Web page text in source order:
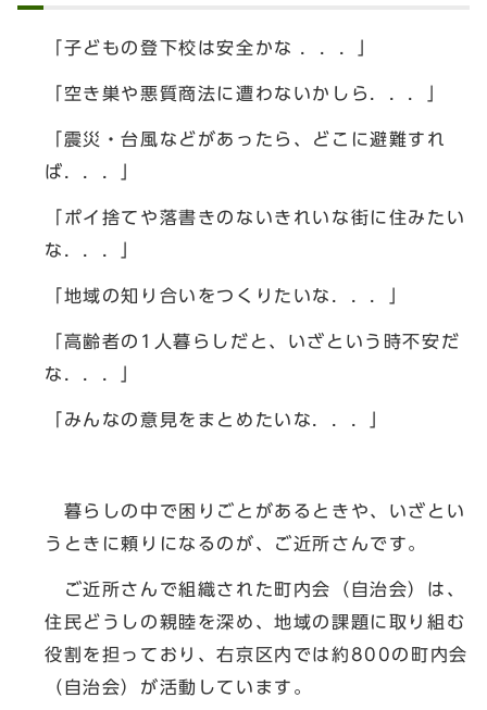
「子どもの登下校は安全かな ．．．」
「空き巣や悪質商法に遭わないかしら．．．」
「震災・台風などがあったら、どこに避難すれ
ば．．．」
「ポイ捨てや落書きのないきれいな街に住みたい
な．．．」
「地域の知り合いをつくりたいな．．．」
「高齢者の1人暮らしだと、いざという時不安だ
な．．．」
「みんなの意見をまとめたいな．．．」
暮らしの中で困りごとがあるときや、いざとい
うときに頼りになるのが、ご近所さんです。
ご近所さんで組織された町内会（自治会）は、
住民どうしの親睦を深め、地域の課題に取り組む
役割を担っており、右京区内では約800の町内会
（自治会）が活動しています。